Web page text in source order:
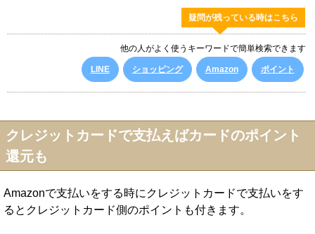
疑問が残っている時はこちら
他の人がよく使うキーワードで簡単検索できます
LINE ショッピング Amazon ポイント
クレジットカードで支払えばカードのポイント
還元も
Amazonで支払いをする時にクレジットカードで支払いをす
るとクレジットカード側のポイントも付きます。